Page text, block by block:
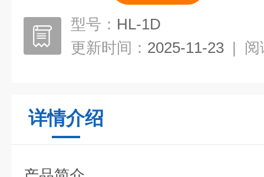
型号： HL-1D
更新时间： 2025-11-23 | 阅
详情介绍